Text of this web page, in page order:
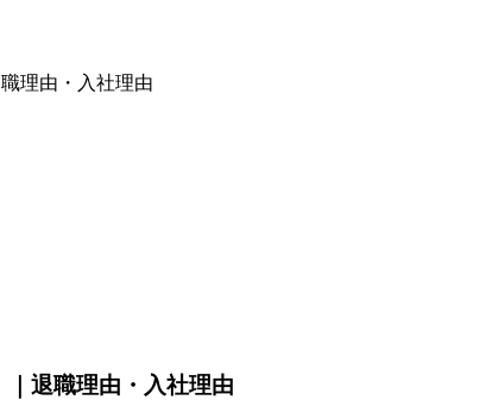
理由・入社理由
退職理由・入社理由